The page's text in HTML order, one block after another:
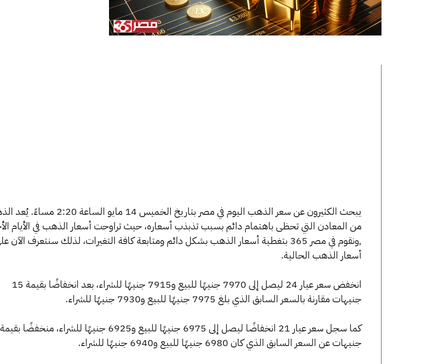
يبحث الكثيرون عن سعر الذهب اليوم في مصر بتاريخ الخميس 14 مايو
من المعادن التي تحظى باهتمام دائم بسبب تذبذب أسعاره، حيث تراوحت أسعار الذهب في الأيام
,ونقوم في مصر 365 بتغطية أسعار الذهب بشكل دائم ومتابعة كافة التغيرات، لذلك سنتعرف الآن
أسعار الذهب الحالية.
انخفض سعر عيار 24 ليصل إلى 7970 جنيهًا للبيع و7915 جنيهًا للشراء، بعد انخفاضًا بقيمة 15
جنيهات مقارنة بالسعر السابق الذي بلغ 7975 جنيهًا للبيع و7930 جنيهًا للشراء.
جنيهات عن السعر السابق الذي كان 6980 جنيهًا للبيع و6940 جنيهًا للشراء.